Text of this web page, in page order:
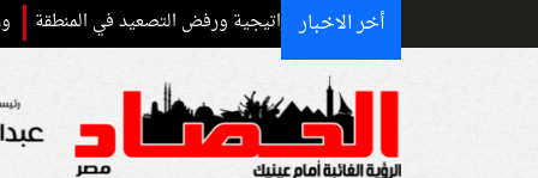
أخر الاخبار
الشراكة الاستراتيجية ورفض التصعيد في المنطقة وزارة العمل تعلن 100 فرصة عمل للفتيات بالجيزة.. تعرف على الشروط ومواعيد التقديم